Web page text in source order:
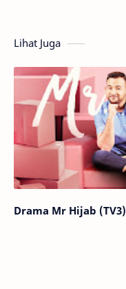
Lihat Juga
Drama Mr Hijab (TV3)